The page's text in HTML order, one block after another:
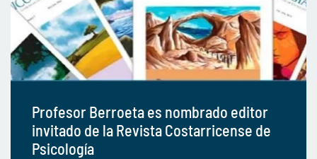
Profesor Berroeta es nombrado editor
invitado de la Revista Costarricense de
Psicología